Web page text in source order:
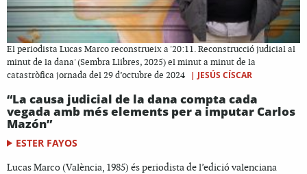
El periodista Lucas Marco reconstrueix a '20:11. Reconstrucció judicial al
minut de la dana' (Sembra Llibres, 2025) el minut a minut de la
catastròfica jornada del 29 d’octubre de 2024
| JESÚS CÍSCAR
“La causa judicial de la dana compta cada
vegada amb més elements per a imputar Carlos
Mazón”
ESTER FAYOS
Lucas Marco (València, 1985) és periodista de l’edició valenciana